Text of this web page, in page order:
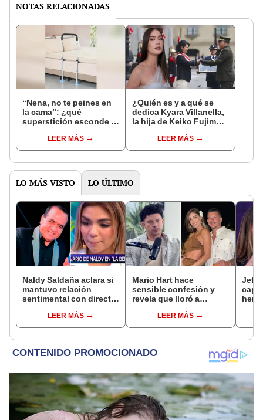
NOTAS RELACIONADAS
“Nena, no te peines en
la cama”: ¿qué
superstición esconde la
Enanitos Verdes?
LEER MÁS
¿Quién es y a qué se
dedica Kyara Villanella,
la hija de Keiko Fujimori
nivel nacional?
LEER MÁS
LO MÁS VISTO LO ÚLTIMO
Naldy Saldaña aclara si
mantuvo relación
sentimental con director
denunciarlo por
tocamientos: “Me
LEER MÁS
Mario Hart hace
sensible confesión y
revela que lloró a
separación de Korina
Rivadeneira: "Sufrí
LEER MÁS